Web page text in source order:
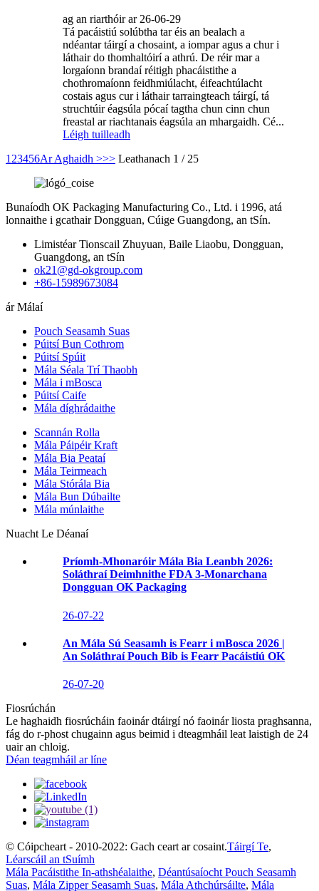
ag an riarthóir ar 26-06-29
Tá pacáistiú solúbtha tar éis an bealach a
ndéantar táirgí a chosaint, a iompar agus a chur i
láthair do thomhaltóirí a athrú. De réir mar a
lorgaíonn brandaí réitigh phacáistithe a
chothromaíonn feidhmiúlacht, éifeachtúlacht
costais agus cur i láthair tarraingteach táirgí, tá
struchtúir éagsúla pócaí tagtha chun cinn chun
freastal ar riachtanais éagsúla an mhargaidh. Cé...
Léigh tuilleadh
1 23456Ar Aghaidh >>> Leathanach 1 / 25
Bunaíodh OK Packaging Manufacturing Co., Ltd. i 1996, atá
lonnaithe i gcathair Dongguan, Cúige Guangdong, an tSín.
Limistéar Tionscail Zhuyuan, Baile Liaobu, Dongguan,
Guangdong, an tSín
ok21@gd-okgroup.com
+86-15989673084
ár Málaí
Pouch Seasamh Suas
Púitsí Bun Cothrom
Púitsí Spúit
Mála Séala Trí Thaobh
Mála i mBosca
Púitsí Caife
Mála díghrádaithe
Scannán Rolla
Mála Páipéir Kraft
Mála Bia Peataí
Mála Teirmeach
Mála Stórála Bia
Mála Bun Dúbailte
Mála múnlaithe
Nuacht Le Déanaí
Príomh-Mhonaróir Mála Bia Leanbh 2026:
Soláthraí Deimhnithe FDA 3-Monarchana
Dongguan OK Packaging
26-07-22
An Mála Sú Seasamh is Fearr i mBosca 2026 |
An Soláthraí Pouch Bib is Fearr Pacáistiú OK
26-07-20
Fiosrúchán
Le haghaidh fiosrúcháin faoinár dtáirgí nó faoinár liosta praghsanna,
fág do r-phost chugainn agus beimid i dteagmháil leat laistigh de 24
uair an chloig.
Déan teagmháil ar líne
© Cóipcheart - 2010-2022: Gach ceart ar cosaint.Táirgí Te,
Léarscáil an tSuímh
Mála Pacáistithe In-athshéalaithe, Déantúsaíocht Pouch Seasamh
Suas, Mála Zipper Seasamh Suas, Mála Athchúrsáilte, Mála